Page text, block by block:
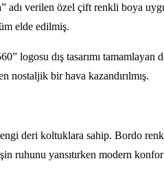
verilen özel çift renkli boya
elde edilmiş.
logosu dış tasarımı tamamlayan
nostaljik bir hava kazandırılmış.
deri koltuklara sahip. Bordo
yansıtırken modern konfor